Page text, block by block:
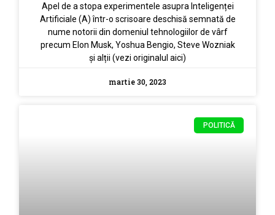
Apel de a stopa experimentele asupra Inteligenței
Artificiale (A) într-o scrisoare deschisă semnată de
nume notorii din domeniul tehnologiilor de vârf
precum Elon Musk, Yoshua Bengio, Steve Wozniak
și alții (vezi originalul aici)
martie 30, 2023
POLITICĂ